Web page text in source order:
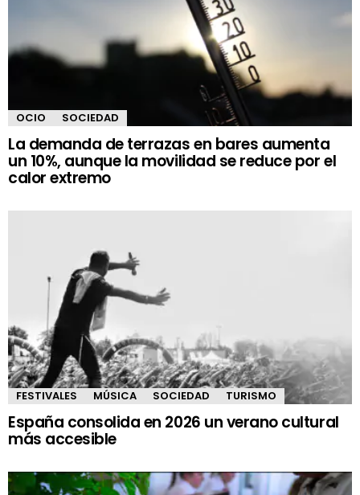
OCIO SOCIEDAD
La demanda de terrazas en bares aumenta
un 10%, aunque la movilidad se reduce por el
calor extremo
FESTIVALES MÚSICA SOCIEDAD TURISMO
España consolida en 2026 un verano cultural
más accesible